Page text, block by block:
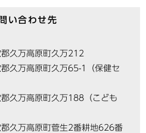
い合わせ先
久万高原町久万212
久万高原町久万65-1（保健セ
久万高原町久万188（こども
久万高原町菅生2番耕地626番